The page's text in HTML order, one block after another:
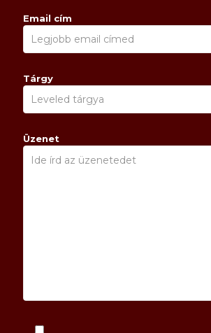
Email cím
Tárgy
Üzenet